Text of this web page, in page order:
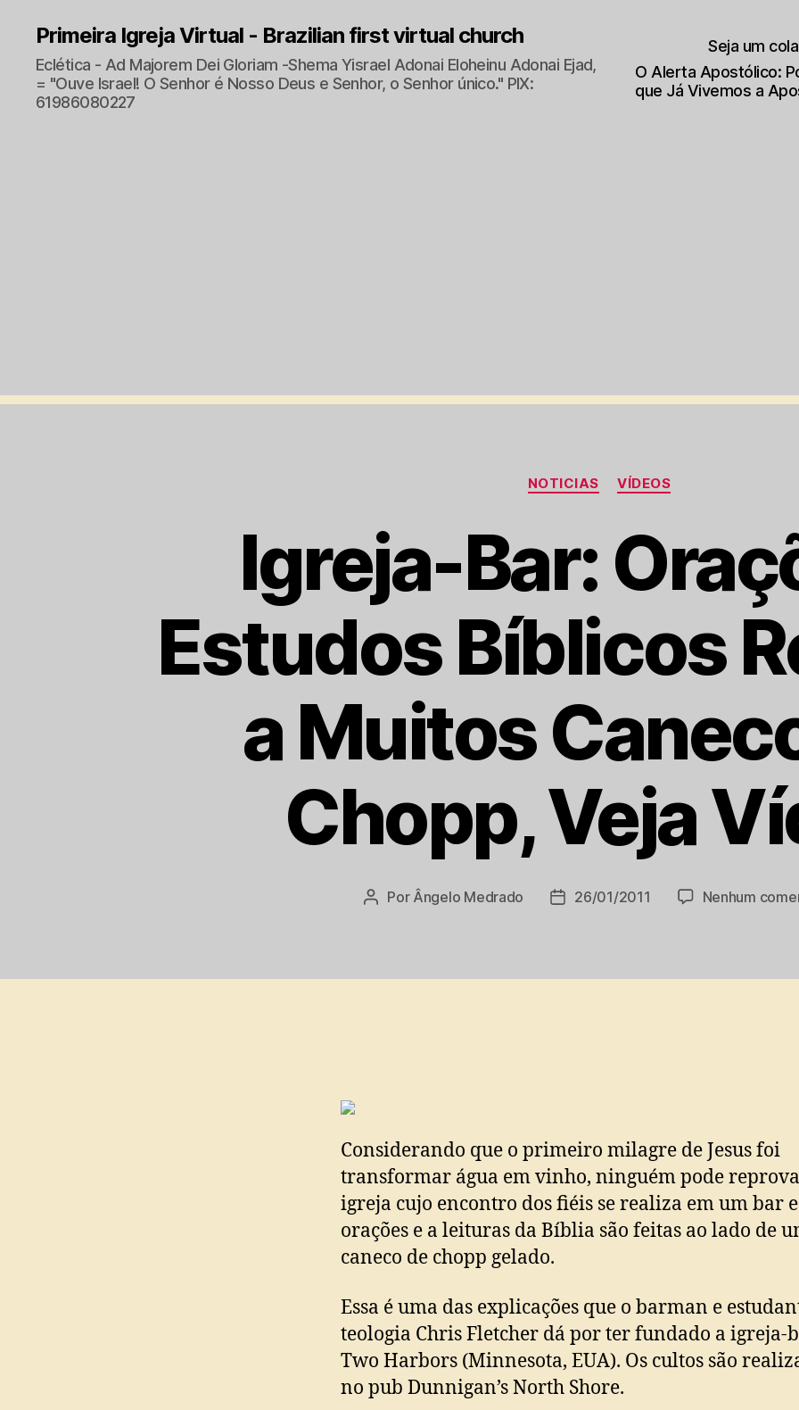
Primeira Igreja Virtual - Brazilian first virtual church
Eclética - Ad Majorem Dei Gloriam -Shema Yisrael Adonai Eloheinu Adonai Ejad,
= "Ouve Israel! O Senhor é Nosso Deus e Senhor, o Senhor único." PIX:
61986080227
Seja um
O Alerta Apostólico:
que Já Vivemos a
Categorias
NOTICIAS VÍDEOS
Igreja-Bar:
Estudos Bíblicos
a Muitos
Chopp, Veja
Autor
Por Ângelo Medrado
Data26/01/2011 Nenhum
Considerando que o primeiro milagre de Jesus foi
transformar água em vinho, ninguém pode
igreja cujo encontro dos fiéis se realiza em um bar
orações e a leituras da Bíblia são feitas ao lado de
caneco de chopp gelado.
Essa é uma das explicações que o barman e
teologia Chris Fletcher dá por ter fundado a igreja-
Two Harbors (Minnesota, EUA). Os cultos são
no pub Dunnigan’s North Shore.